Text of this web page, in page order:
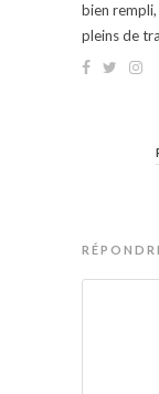
bien
pleins de